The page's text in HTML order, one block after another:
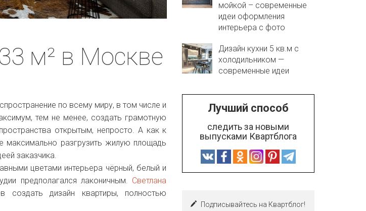
м² в Москве
по всему миру, в том числе и
тем не менее, создать грамотную
открытым, непросто. А как к
разгрузить жилую площадь
заказчика.
цветами интерьера чёрный, белый и
предполагался лаконичным. Светлана
создать дизайн квартиры, полностью
мойкой – современные
идеи оформления
интерьера с фото
Дизайн кухни 5 кв.м с
холодильником —
современные идеи
Лучший способ
следить за новыми
выпусками Квартблога
Подписывайтесь на Квартблог!